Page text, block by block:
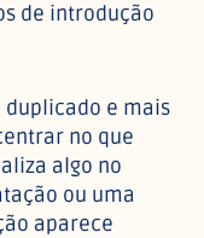
de introdução
e mais
no que
algo no
ou uma
aparece